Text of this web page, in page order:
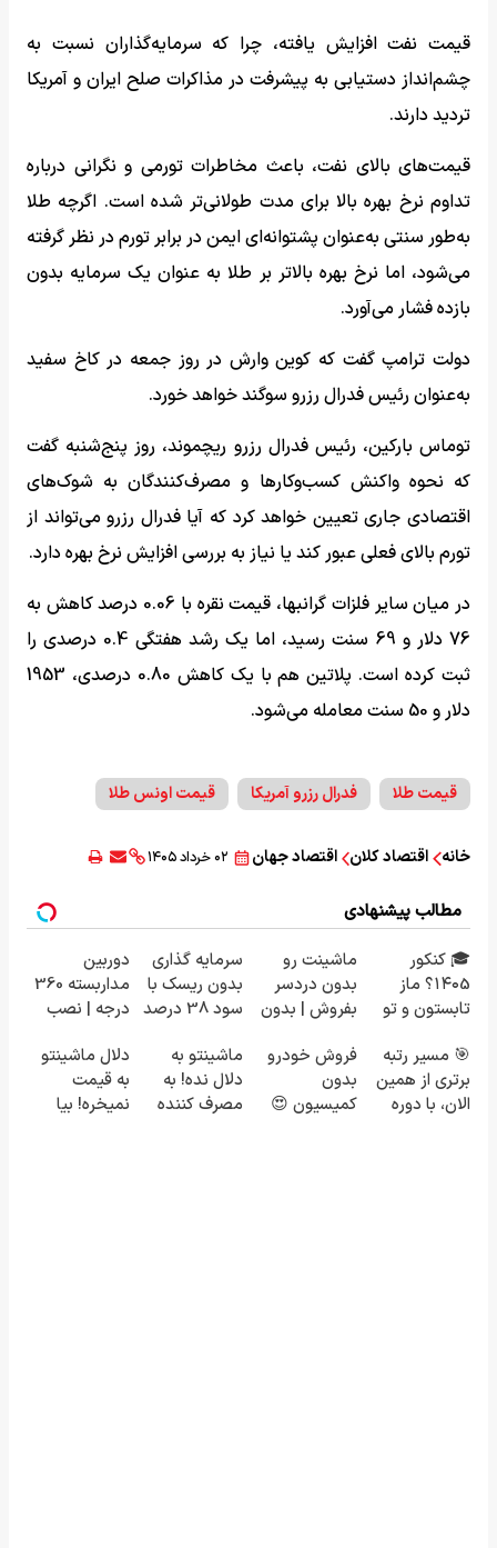
قیمت نفت افزایش یافته، چرا که سرمایه‌گذاران نسبت به
چشم‌انداز دستیابی به پیشرفت در مذاکرات صلح ایران و آمریکا
تردید دارند.
قیمت‌های بالای نفت، باعث مخاطرات تورمی و نگرانی‌ درباره
تداوم نرخ بهره بالا برای مدت طولانی‌تر شده است. اگرچه طلا
به‌طور سنتی به‌عنوان پشتوانه‌ای ایمن در برابر تورم در نظر گرفته
می‌شود، اما نرخ بهره بالاتر بر طلا به عنوان یک سرمایه بدون
بازده فشار می‌آورد.
دولت ترامپ گفت که کوین وارش در روز جمعه در کاخ سفید
به‌عنوان رئیس فدرال رزرو سوگند خواهد خورد.
توماس بارکین، رئیس فدرال رزرو ریچموند، روز پنج‌شنبه گفت
که نحوه واکنش کسب‌وکارها و مصرف‌کنندگان به شوک‌های
اقتصادی جاری تعیین خواهد کرد که آیا فدرال رزرو می‌تواند از
تورم بالای فعلی عبور کند یا نیاز به بررسی افزایش نرخ بهره دارد.
در میان سایر فلزات گرانبها، قیمت نقره با 0.06 درصد کاهش به
76 دلار و 69 سنت رسید، اما یک رشد هفتگی 0.4 درصدی را
ثبت کرده است. پلاتین هم با یک کاهش 0.80 درصدی، 1953
دلار و 50 سنت معامله می‌شود.
قیمت طلا فدرال رزرو آمریکا قیمت اونس طلا
خانه اقتصاد کلان اقتصاد جهان ۰۲ خرداد ۱۴۰۵
مطالب پیشنهادی
🎓 کنکور
۱۴۰5؟ ماز
تابستون و تو
میکنه 🏆
ماشینت رو
بدون دردسر
بفروش | بدون
سرمایه گذاری
بدون ریسک با
سود 38 درصد
دوربین
مداربسته 360
درجه | نصب
🎯 مسیر رتبه
برتری از همین
الان، با دوره
فروش خودرو
بدون
کمیسیون 😍
ماشینتو به
دلال نده! به
مصرف کننده
دلال ماشینتو
به قیمت
نمیخره! بیا